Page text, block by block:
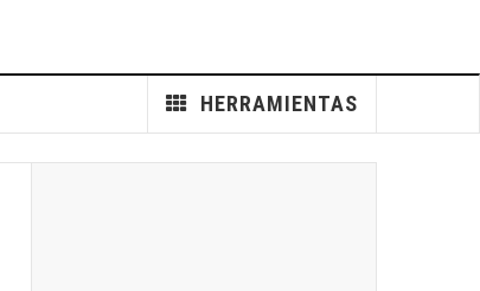
HERRAMIENTAS